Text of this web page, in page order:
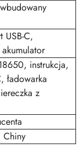
USB-C,
instrukcja,
ładowarka
z
Chiny